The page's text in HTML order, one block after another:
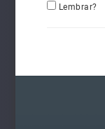
Lembrar?